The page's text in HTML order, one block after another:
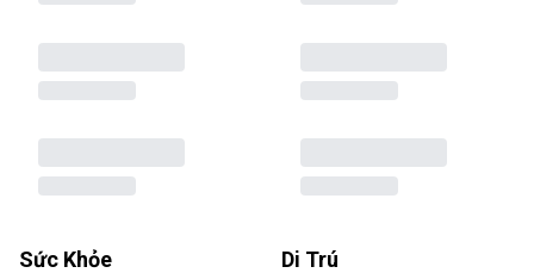
Sức Khỏe Di Trú